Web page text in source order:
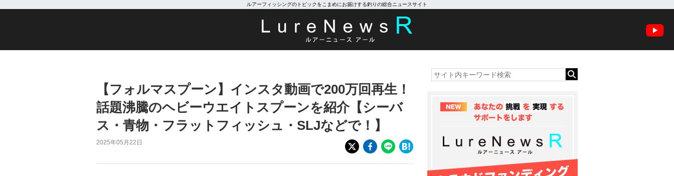
ルアーフィッシングのトピックをこまめにお届けする釣りの総合ニュースサイト
【フォルマスプーン】インスタ動画で200万回再生！
話題沸騰のヘビーウエイトスプーンを紹介【シーバ
ス・青物・フラットフィッシュ・SLJなどで！】
2025年05月22日